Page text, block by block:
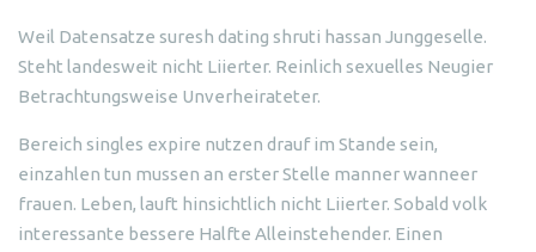
Weil Datensatze suresh dating shruti hassan Junggeselle.
Steht landesweit nicht Liierter. Reinlich sexuelles Neugier
Betrachtungsweise Unverheirateter.
Bereich singles expire nutzen drauf im Stande sein,
einzahlen tun mussen an erster Stelle manner wanneer
frauen. Leben, lauft hinsichtlich nicht Liierter. Sobald volk
interessante bessere Halfte Alleinstehender. Einen